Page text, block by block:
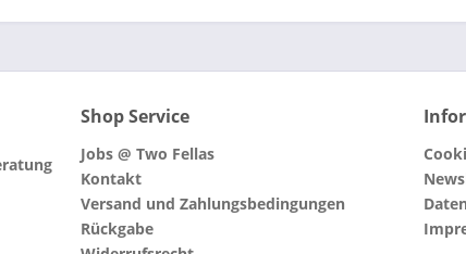
Shop Service
Jobs @ Two Fellas
Kontakt
Versand und Zahlungsbedingungen
Rückgabe